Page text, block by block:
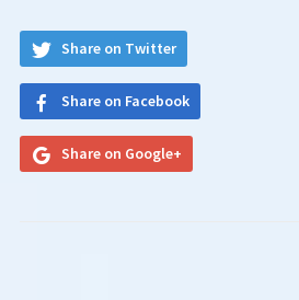
Share on Twitter
Share on Facebook
Share on Google+